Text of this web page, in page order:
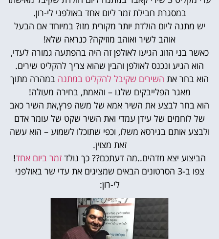
במסגרת חבילת זמר ליום אחד באולפני לי-רון.
יש מתנה ליום הולדת יותר מקורית מזו? במיוחד אם הבעל
אוהב לשיר ואוהב מוזיקה? כנראה שלא!
כאשר בני הזוג הגיעו לאולפן זה היה בהפתעה גמורה לעדי,
הוא הגיע ונכנס לאולפן והבין שהוא צריך להקליט שירים.
הוא בחר את השירים שקיבל להקליט במתנה במהרה מתוך
מאגר הפלייבקים שלנו – והאמת, בחירה מעולה!
הוא בחר לבצע את השיר אמא של משה פרץ,את השיר כאב
של לוחמים של עידן עמדי ואת השיר שקט של עומר אדם
ולבצע אותם בגירסא משלו, וכפי שתוכלו לשמוע – הוא עשה
זאת מצוין.
הביצוע יצא מדהים..מה דעתכם?? כך נולד זמר ביום אחד!
צפו ב-3 הסרטונים הבאים שמציגים את עדי שר באולפני
לי-רון: